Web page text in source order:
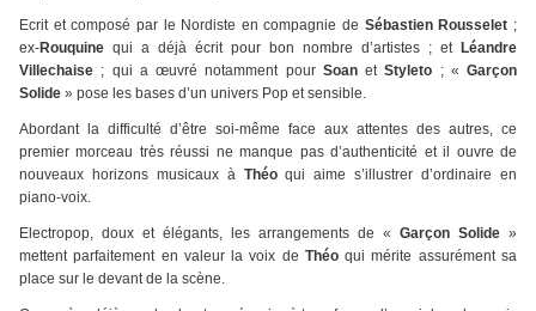
Ecrit et composé par le Nordiste en compagnie de Sébastien Rousselet ;
ex-Rouquine qui a déjà écrit pour bon nombre d’artistes ; et Léandre
Villechaise ; qui a œuvré notamment pourSoanetStyleto ; « Garçon
Solide » pose les bases d’un univers Pop et sensible.
Abordant la difficulté d’être soi-même face aux attentes des autres, ce
premier morceau très réussi ne manque pas d’authenticité et il ouvre de
nouveaux horizons musicaux àThéoqui aime s’illustrer d’ordinaire en
piano-voix.
Electropop, doux et élégants, les arrangements de « Garçon Solide »
mettent parfaitement en valeur la voix de Théoqui mérite assurément sa
place sur le devant de la scène.